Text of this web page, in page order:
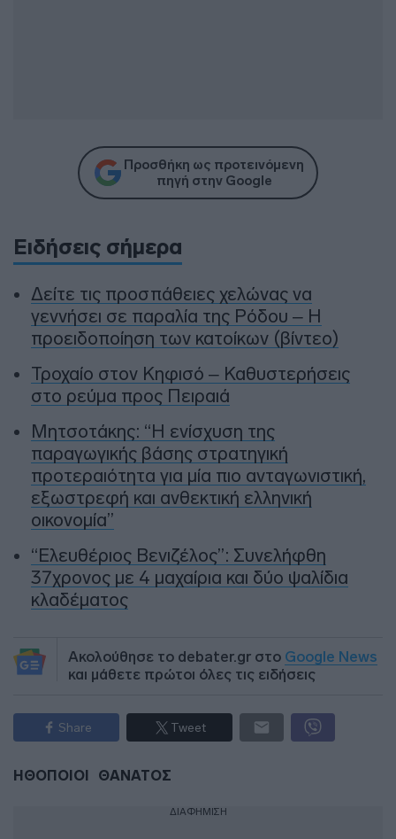
Προσθήκη ως προτεινόμενη
πηγή στην Google
Ειδήσεις σήμερα
Δείτε τις προσπάθειες χελώνας να
γεννήσει σε παραλία της Ρόδου – Η
προειδοποίηση των κατοίκων (βίντεο)
Τροχαίο στον Κηφισό – Καθυστερήσεις
στο ρεύμα προς Πειραιά
Μητσοτάκης: “Η ενίσχυση της
παραγωγικής βάσης στρατηγική
προτεραιότητα για μία πιο ανταγωνιστική,
εξωστρεφή και ανθεκτική ελληνική
οικονομία”
“Ελευθέριος Βενιζέλος”: Συνελήφθη
37χρονος με 4 μαχαίρια και δύο ψαλίδια
κλαδέματος
Ακολούθησε το debater.gr στο Google News
και μάθετε πρώτοι όλες τις ειδήσεις
Share Tweet
ΗΘΟΠΟΙΟΙ ΘΑΝΑΤΟΣ
ΔΙΑΦΗΜΙΣΗ